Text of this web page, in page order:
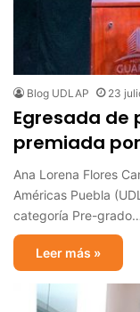
Blog UDLAP 23
Egresada de
premiada
Ana Lorena Flores
Américas Puebla
categoría Pre-grado…
Leer más »